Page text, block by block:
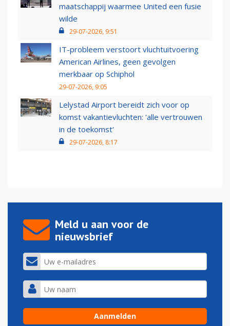
maatschappij waarmee United een fusie
wilde
29-07-2026, 9:51
IT-probleem verstoort vluchtuitvoering
American Airlines, geen gevolgen
merkbaar op Schiphol
29-07-2026, 9:05
Lelystad Airport bereidt zich voor op
komst vakantievluchten: 'alle vertrouwen
in de toekomst'
29-07-2026, 8:17
Meld u aan voor de
nieuwsbrief